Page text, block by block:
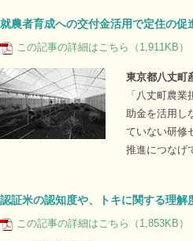
就農者育成への交付金活用で定住の促
この記事の詳細はこちら（1,911KB）
東京都八丈町
「八丈町農
助金を活用し
ていない研修
推進につなげ
認証米の認知度や、トキに関する理解
この記事の詳細はこちら（1,853KB）